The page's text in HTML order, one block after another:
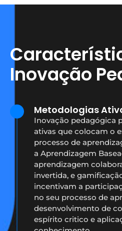
Inovação
Metodologias
Inovação pedagógica
ativas que colocam o
processo de
a Aprendizagem
aprendizagem
invertida, e
incentivam a
no seu processo de
desenvolvimento de
espírito critico e